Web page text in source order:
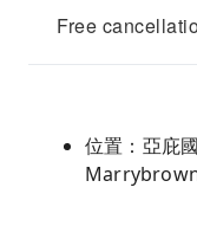
Free
位置：亞庇